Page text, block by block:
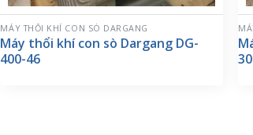
MÁY THỔI KHÍ CON SÒ DARGANG
Máy thổi khí con sò Dargang DG-
400-46